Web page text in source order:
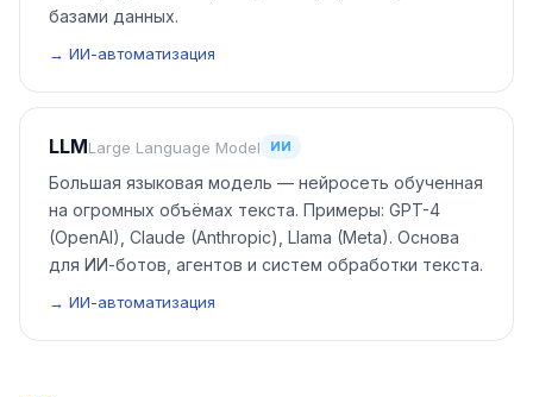
базами данных.
→ ИИ-автоматизация
LLMLarge Language Model ИИ
Большая языковая модель — нейросеть обученная
на огромных объёмах текста. Примеры: GPT-4
(OpenAI), Claude (Anthropic), Llama (Meta). Основа
для ИИ-ботов, агентов и систем обработки текста.
→ ИИ-автоматизация